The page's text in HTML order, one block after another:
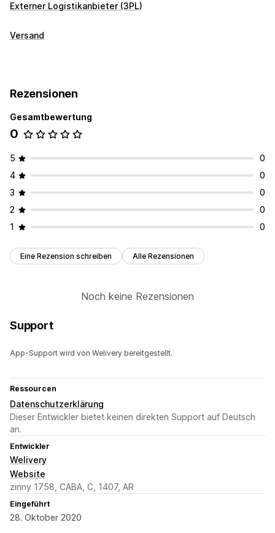
Externer Logistikanbieter (3PL)
Versand
Rezensionen
Gesamtbewertung
0
5
0
4
0
3
0
2
0
1
0
Eine Rezension schreiben Alle Rezensionen
Noch keine Rezensionen
Support
App-Support wird von Welivery bereitgestellt.
Ressourcen
Datenschutzerklärung
Dieser Entwickler bietet keinen direkten Support auf Deutsch
an.
Entwickler
Welivery
Website
zinny 1758, CABA, C, 1407, AR
Eingeführt
28. Oktober 2020